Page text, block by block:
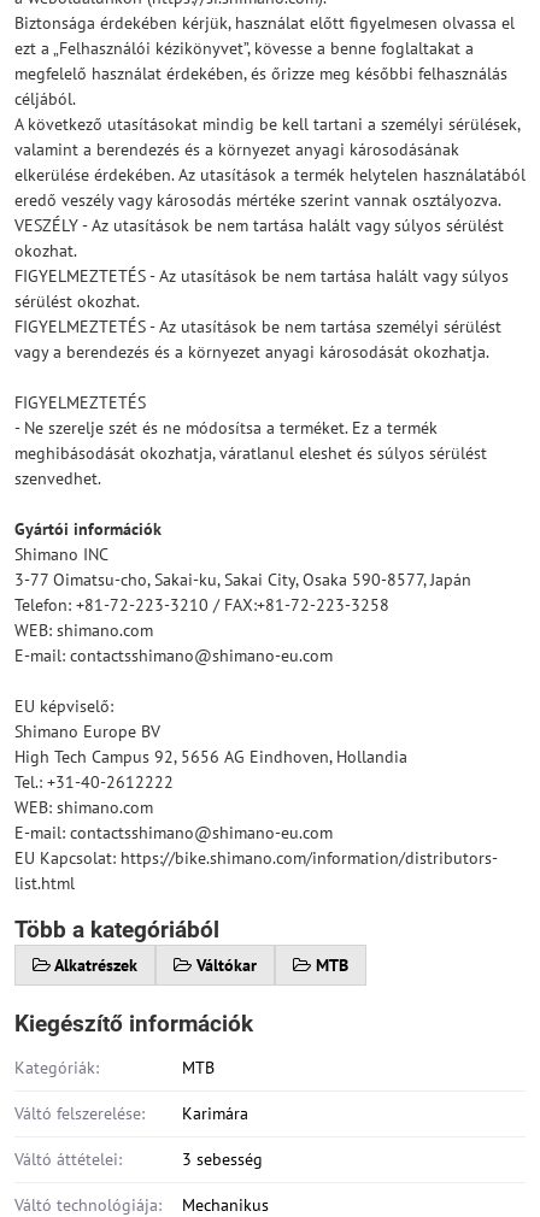
Biztonsága érdekében kérjük, használat előtt figyelmesen olvassa el
ezt a „Felhasználói kézikönyvet”, kövesse a benne foglaltakat a
megfelelő használat érdekében, és őrizze meg későbbi felhasználás
céljából.
A következő utasításokat mindig be kell tartani a személyi sérülések,
valamint a berendezés és a környezet anyagi károsodásának
elkerülése érdekében. Az utasítások a termék helytelen használatából
eredő veszély vagy károsodás mértéke szerint vannak osztályozva.
VESZÉLY - Az utasítások be nem tartása halált vagy súlyos sérülést
okozhat.
FIGYELMEZTETÉS - Az utasítások be nem tartása halált vagy súlyos
sérülést okozhat.
FIGYELMEZTETÉS - Az utasítások be nem tartása személyi sérülést
vagy a berendezés és a környezet anyagi károsodását okozhatja.
FIGYELMEZTETÉS
- Ne szerelje szét és ne módosítsa a terméket. Ez a termék
meghibásodását okozhatja, váratlanul eleshet és súlyos sérülést
szenvedhet.
Gyártói információk
Shimano INC
3-77 Oimatsu-cho, Sakai-ku, Sakai City, Osaka 590-8577, Japán
Telefon: +81-72-223-3210 / FAX:+81-72-223-3258
WEB: shimano.com
E-mail: contactsshimano@shimano-eu.com
EU képviselő:
Shimano Europe BV
High Tech Campus 92, 5656 AG Eindhoven, Hollandia
Tel.: +31-40-2612222
WEB: shimano.com
E-mail: contactsshimano@shimano-eu.com
EU Kapcsolat: https://bike.shimano.com/information/distributors-
list.html
Több a kategóriából
Alkatrészek Váltókar MTB
Kiegészítő információk
Kategóriák: MTB
Váltó felszerelése: Karimára
Váltó áttételei: 3 sebesség
Váltó technológiája: Mechanikus